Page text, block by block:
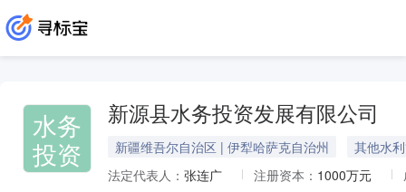
水务
投资
新源县水务投资发展有限公司
新疆维吾尔自治区 | 伊犁哈萨克自治州
其他水
法定代表人： 张连广 注册资本： 1000万元